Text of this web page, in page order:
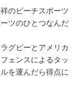
のビーチスポーツ
ツのひとつなんだ
グビーとアメリカ
ェンスによるタッ
を運んだら得点に